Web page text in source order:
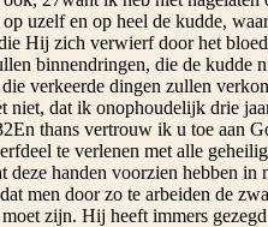
uzelf en op heel de kudde,
Hij zich verwierf door het
binnendringen, die de kudde
verkeerde dingen zullen
niet, dat ik onophoudelijk drie
thans vertrouw ik u toe aan
te verlenen met alle
handen voorzien hebben
men door zo te arbeiden de
zijn. Hij heeft immers